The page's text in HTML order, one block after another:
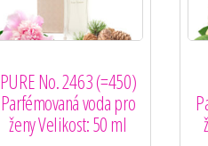
PURE No. 2463 (=450)
Parfémovaná voda pro
ženy Velikost: 50 ml